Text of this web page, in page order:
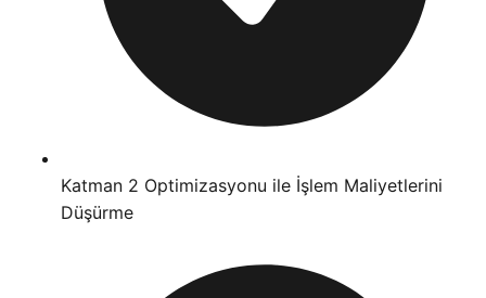
Katman 2 Optimizasyonu ile İşlem Maliyetlerini
Düşürme